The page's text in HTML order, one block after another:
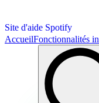
Site d'aide Spotify
AccueilFonctionnalités